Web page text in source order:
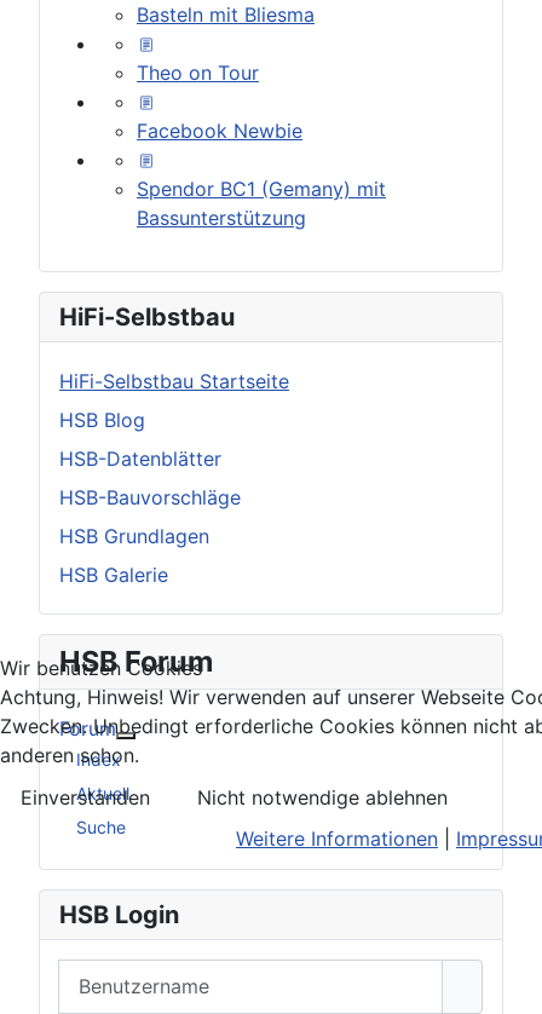
Basteln mit Bliesma
Theo on Tour
Facebook Newbie
Spendor BC1 (Gemany) mit
Bassunterstützung
HiFi-Selbstbau
HiFi-Selbstbau Startseite
HSB Blog
HSB-Datenblätter
HSB-Bauvorschläge
HSB Grundlagen
HSB Galerie
HSB Forum
Forum
Weitere Informationen: Forum
Index
Aktuell
Suche
HSB Login
Wir benutzen Cookies
Achtung, Hinweis! Wir verwenden auf unserer Webseite
Zwecken. Unbedingt erforderliche Cookies können nicht
anderen schon.
Einverstanden
Nicht notwendige ablehnen
Weitere Informationen